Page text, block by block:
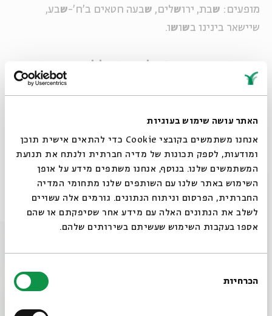
האתר עושה שימוש בעוגיות
אנחנו משתמשים בקובצי Cookie כדי להתאים אישית תוכן
ומודעות, לספק תכונות של מדיה חברתית ולנתח את תנועת
המשתמשים שלנו. בנוסף, אנחנו משתפים מידע על אופן
השימוש באתר שלנו עם השותפים שלנו מתחומי המדיה
החברתית, הפרסום וניתוח הנתונים. גורמים אלה עשויים
לשלב את הנתונים האלה עם מידע אחר שסיפקתם או שהם
אספו בעקבות השימוש שעשיתם בשירותים שלהם.
הסכמה
הכרחיות
מופעים: שבת, ירושלים, שבעה חטאים ב'ח'-שבע,
שיישאר בינינו בשושו.
יאיר להמן וענבל לורי
הוספה ליומן
אירועים נוספים בסדרה
סגור